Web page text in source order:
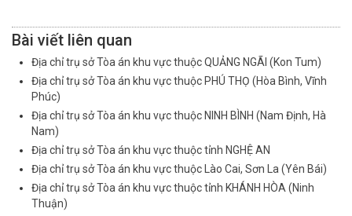
Bài viết liên quan
Địa chỉ trụ sở Tòa án khu vực thuộc QUẢNG NGÃI (Kon Tum)
Địa chỉ trụ sở Tòa án khu vực thuộc PHÚ THỌ (Hòa Bình, Vĩnh
Phúc)
Địa chỉ trụ sở Tòa án khu vực thuộc NINH BÌNH (Nam Định, Hà
Nam)
Địa chỉ trụ sở Tòa án khu vực thuộc tỉnh NGHỆ AN
Địa chỉ trụ sở Tòa án khu vực thuộc Lào Cai, Sơn La (Yên Bái)
Địa chỉ trụ sở Tòa án khu vực thuộc tỉnh KHÁNH HÒA (Ninh
Thuận)